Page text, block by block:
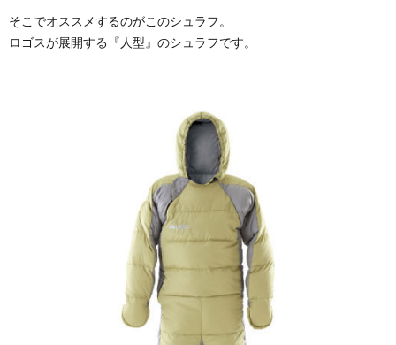
そこでオススメするのがこのシュラフ。
ロゴスが展開する『人型』のシュラフです。